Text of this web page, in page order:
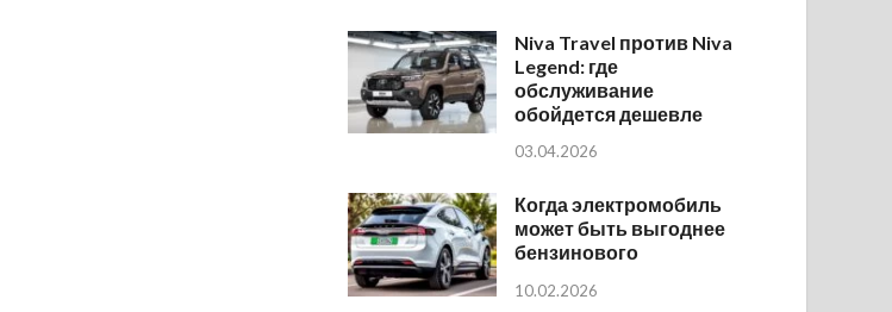
Niva Travel против Niva
Legend: где
обслуживание
обойдется дешевле
03.04.2026
Когда электромобиль
может быть выгоднее
бензинового
10.02.2026